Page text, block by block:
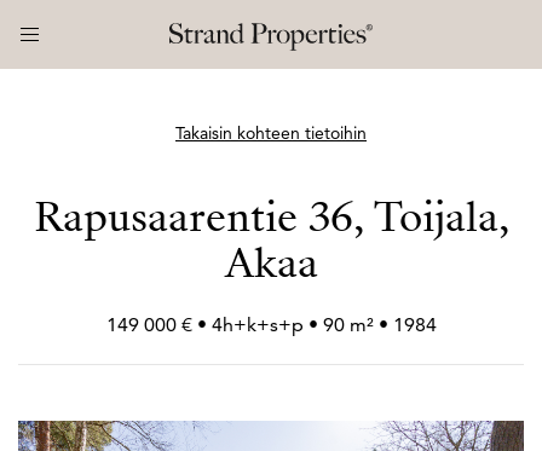
Takaisin kohteen tietoihin
Rapusaarentie 36, Toijala,
Akaa
149 000 € • 4h+k+s+p • 90 m² • 1984